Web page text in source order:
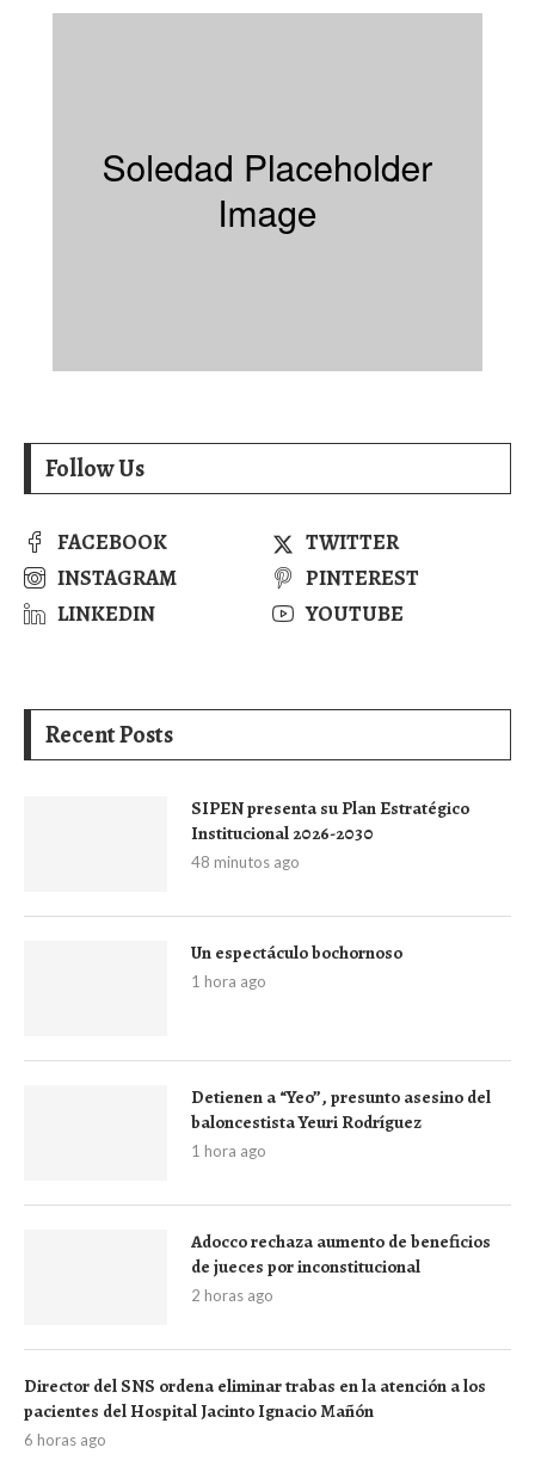
Follow Us
FACEBOOK
TWITTER
INSTAGRAM
PINTEREST
LINKEDIN
YOUTUBE
Recent Posts
SIPEN presenta su Plan Estratégico
Institucional 2026-2030
48 minutos ago
Un espectáculo bochornoso
1 hora ago
Detienen a “Yeo”, presunto asesino del
baloncestista Yeuri Rodríguez
1 hora ago
Adocco rechaza aumento de beneficios
de jueces por inconstitucional
2 horas ago
Director del SNS ordena eliminar trabas en la atención a los
pacientes del Hospital Jacinto Ignacio Mañón
6 horas ago